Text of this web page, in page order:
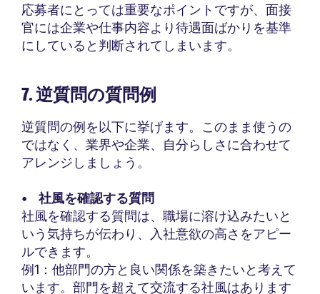
応募者にとっては重要なポイントですが、面接
官には企業や仕事内容より待遇面ばかりを基準
にしていると判断されてしまいます。
7. 逆質問の質問例
逆質問の例を以下に挙げます。このまま使うの
ではなく、業界や企業、自分らしさに合わせて
アレンジしましょう。
• 社風を確認する質問
社風を確認する質問は、職場に溶け込みたいと
いう気持ちが伝わり、入社意欲の高さをアピー
ルできます。
例1：他部門の方と良い関係を築きたいと考えて
います。部門を超えて交流する社風はあります